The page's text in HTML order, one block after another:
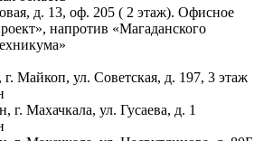
д. 13, оф. 205 ( 2 этаж). Офисное
напротив «Магаданского
Майкоп, ул. Советская, д. 197, 3 этаж
г. Махачкала, ул. Гусаева, д. 1